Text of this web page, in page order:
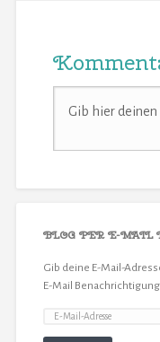
BLOG PER E-MAIL
Gib deine E-Mail-
E-Mail